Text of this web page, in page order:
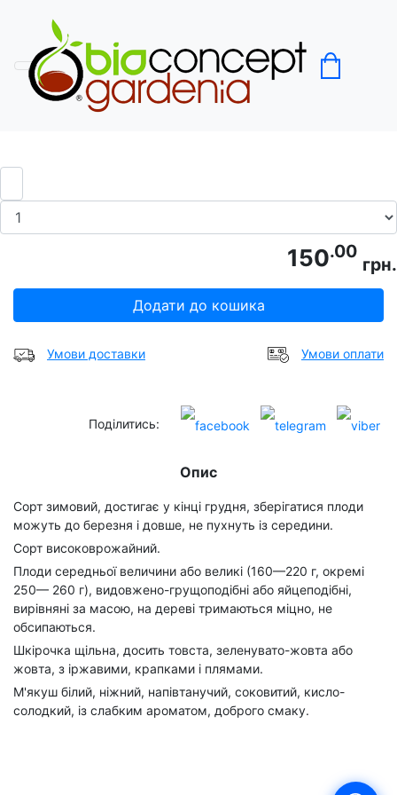
Головна
Груша Парижанка
150.00
грн.
Додати до кошика
Умови доставки Умови оплати
Поділитись:
Опис
Сорт зимовий, достигає у кінці грудня, зберігатися плоди
можуть до березня і довше, не пухнуть із середини.
Сорт високоврожайний.
Плоди середньої величини або великі (160—220 г, окремі
250— 260 г), видовжено-грущоподібні або яйцеподібні,
вирівняні за масою, на дереві тримаються міцно, не
обсипаються.
Шкірочка щільна, досить товста, зеленувато-жовта або
жовта, з іржавими, крапками і плямами.
М'якуш білий, ніжний, напівтанучий, соковитий, кисло-
солодкий, із слабким ароматом, доброго смаку.